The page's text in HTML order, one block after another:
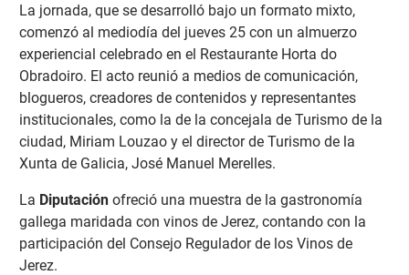
La jornada, que se desarrolló bajo un formato mixto,
comenzó al mediodía del jueves 25 con un almuerzo
experiencial celebrado en el Restaurante Horta do
Obradoiro. El acto reunió a medios de comunicación,
blogueros, creadores de contenidos y representantes
institucionales, como la de la concejala de Turismo de la
ciudad, Miriam Louzao y el director de Turismo de la
Xunta de Galicia, José Manuel Merelles.
La Diputaciónofreció una muestra de la gastronomía
gallega maridada con vinos de Jerez, contando con la
participación del Consejo Regulador de los Vinos de
Jerez.